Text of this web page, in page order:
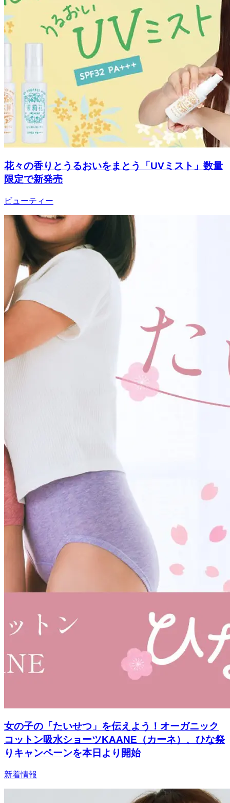
花々の香りとうるおいをまとう「UVミスト」数量
限定で新発売
ビューティー
女の子の「たいせつ」を伝えよう！オーガニック
コットン吸水ショーツKAANE（カーネ）、ひな祭
りキャンペーンを本日より開始
新着情報